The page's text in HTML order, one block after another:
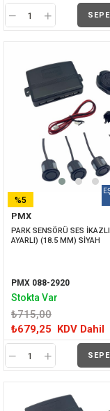
PMX
PARK SENSÖRÜ SES
AYARLI) (18.5 MM) SİYAH
PMX 088-2920
₺715,00
₺679,25 KDV Dahil
%5
İNDIRIM
Stokta Var